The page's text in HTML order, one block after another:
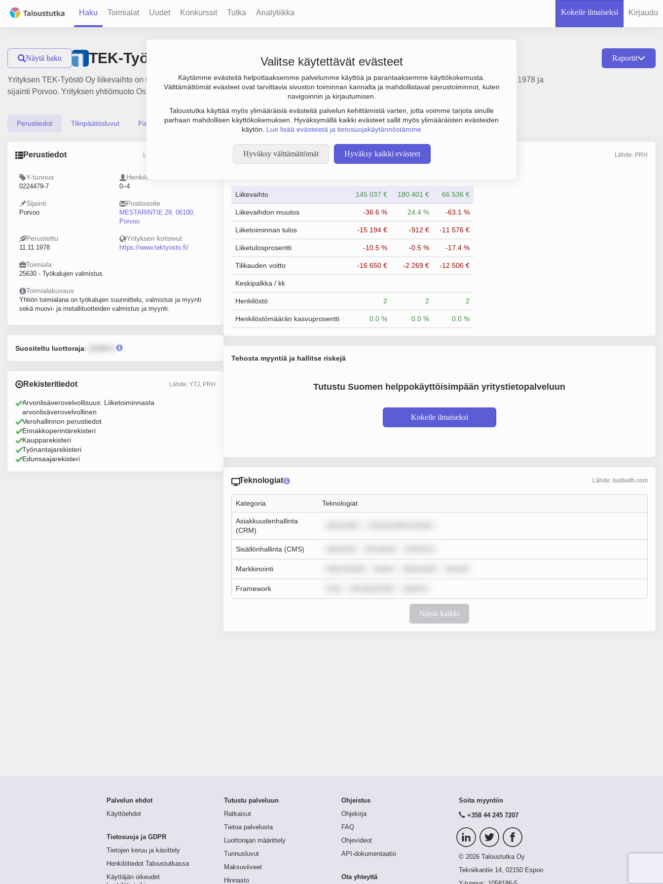
Haku Toimialat Uudet Konkurssit Tutka Analytiikka Kokeile ilmaiseksi Kirjaudu
Valitse käytettävät evästeet
Käytämme evästeitä helpottaaksemme palvelumme käyttöä ja parantaaksemme käyttökokemusta.
Välttämättömät evästeet ovat tarvittavia sivuston toiminnan kannalta ja mahdollistavat perustoiminnot, kuten
navigoinnin ja kirjautumisen.
Taloustutka käyttää myös ylimääräisiä evästeitä palvelun kehittämistä varten, jotta voimme tarjota sinulle
parhaan mahdollisen käyttökokemuksen. Hyväksymällä kaikki evästeet sallit myös ylimääräisten evästeiden
käytön. Lue lisää evästeistä ja tietosuojakäytännöstämme
Hyväksy välttämättömät Hyväksy kaikki evästeet
Näytä haku TEK-Työstö Oy Raportit
Yrityksen TEK-Työstö Oy liikevaihto on 67 000 €, tulos -12 000 € ja henkilöstömäärä 2. Sen päätoimiala on Työkalujen valmistus, perustamisvuosi 1978 ja
sijainti Porvoo. Yrityksen yhtiömuoto Osakeyhtiö (OY).
Perustiedot Tilinpäätösluvut Päättäjätiedot
Perustiedot Lähde: YTJ, PRH, Traficom
Y-tunnus
0224479-7
Henkilöstömäärä
0–4
Sijainti
Porvoo
Postiosoite
MESTARINTIE 29, 06100,
Porvoo
Perustettu
11.11.1978
Yrityksen kotisivut
https://www.tektyosto.fi/
Toimiala
25630 - Työkalujen valmistus
Toimialakuvaus
Yhtiön toimialana on työkalujen suunnittelu, valmistus ja myynti
sekä muovi- ja metallituotteiden valmistus ja myynti.
Suositeltu luottoraja:
Rekisteritiedot Lähde: YTJ, PRH
Arvonlisäverovelvollisuus: Liiketoiminnasta
arvonlisäverovelvollinen
Verohallinnon perustiedot
Ennakkoperintärekisteri
Kaupparekisteri
Työnantajarekisteri
Edunsaajarekisteri
Taloustiedot Lähde: PRH
Liikevaihto 145 037 € 180 401 € 66 536 €
Liikevaihdon muutos -36.6 % 24.4 % -63.1 %
Liiketoiminnan tulos -15 194 € -912 € -11 576 €
Liiketulosprosentti -10.5 % -0.5 % -17.4 %
Tilikauden voitto -16 650 € -2 269 € -12 506 €
Keskipalkka / kk
Henkilöstö 2 2 2
Henkilöstömäärän kasvuprosentti 0.0 % 0.0 % 0.0 %
Tehosta myyntiä ja hallitse riskejä
Tutustu Suomen helppokäyttöisimpään yritystietopalveluun
Kokeile ilmaiseksi
Teknologiat Lähde: builtwith.com
Kategoria Teknologiat
Asiakkuudenhallinta
(CRM)
Sisällönhallinta (CMS)
Markkinointi
Framework
Näytä kaikki
Palvelun ehdot
Käyttöehdot
Tietosuoja ja GDPR
Tietojen keruu ja käsittely
Henkilötiedot Taloustutkassa
Käyttäjän oikeudet
Tutustu palveluun
Ratkaisut
Tietoa palvelusta
Luottorajan määrittely
Tunnusluvut
Maksuviiveet
Hinnasto
Ohjeistus
Ohjekirja
FAQ
Ohjevideot
API-dokumentaatio
Ota yhteyttä
Soita myyntiin
+358 44 245 7207
© 2026 Taloustutka Oy
Tekniikantie 14, 02150 Espoo